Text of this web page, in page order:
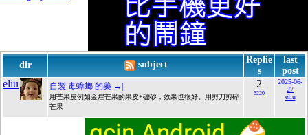
dir subject
Replie
s
last
post
eliu 自製 毒蟑螂 的藥 →|
用芒果皮例如金煌芒果的果皮+硼砂，效果也很好。用剪刀剪碎
芒果
2
6220
2025-06-
27
eliu